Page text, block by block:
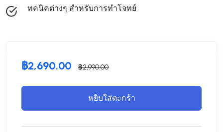
ทคนิคต่างๆ สำหรับการทำโจทย์
฿2,690.00 ฿2,990.00
หยิบใส่ตะกร้า